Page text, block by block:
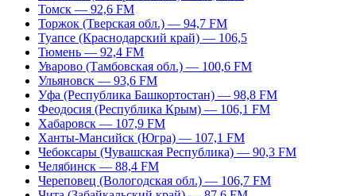
Томск — 92,6 FM
Торжок (Тверская обл.) — 94,7 FM
Туапсе (Краснодарский край) — 106,5
Тюмень — 92,4 FM
Уварово (Тамбовская обл.) — 100,6 FM
Ульяновск — 93,6 FM
Уфа (Республика Башкортостан) — 98,8 FM
Феодосия (Республика Крым) — 106,1 FM
Хабаровск — 107,9 FM
Ханты-Мансийск (Югра) — 107,1 FM
Чебоксары (Чувашская Республика) — 90,3 FM
Челябинск — 88,4 FM
Череповец (Вологодская обл.) — 106,7 FM